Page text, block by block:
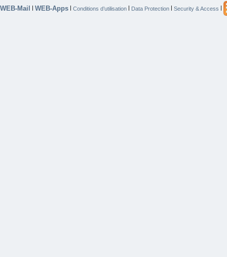
WEB-Mail | WEB-Apps | Conditions d’utilisation | Data Protection | Security & Access |